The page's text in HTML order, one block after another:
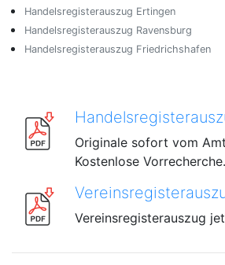
Handelsregisterauszug Ertingen
Handelsregisterauszug Ravensburg
Handelsregisterauszug Friedrichshafen
Originale sofort vom
Kostenlose Vorrecherche.
Vereinsregisterauszug